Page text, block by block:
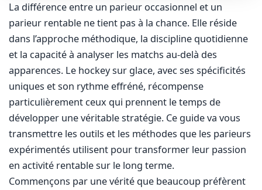
La différence entre un parieur occasionnel et un
parieur rentable ne tient pas à la chance. Elle réside
dans l’approche méthodique, la discipline quotidienne
et la capacité à analyser les matchs au-delà des
apparences. Le hockey sur glace, avec ses spécificités
uniques et son rythme effréné, récompense
particulièrement ceux qui prennent le temps de
développer une véritable stratégie. Ce guide va vous
transmettre les outils et les méthodes que les parieurs
expérimentés utilisent pour transformer leur passion
en activité rentable sur le long terme.
Commençons par une vérité que beaucoup préfèrent